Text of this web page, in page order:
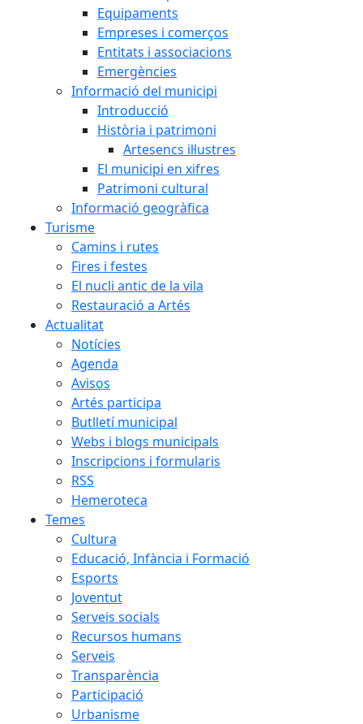
Equipaments
Empreses i comerços
Entitats i associacions
Emergències
Informació del municipi
Introducció
Història i patrimoni
Artesencs il·lustres
El municipi en xifres
Patrimoni cultural
Informació geogràfica
Turisme
Camins i rutes
Fires i festes
El nucli antic de la vila
Restauració a Artés
Actualitat
Notícies
Agenda
Avisos
Artés participa
Butlletí municipal
Webs i blogs municipals
Inscripcions i formularis
RSS
Hemeroteca
Temes
Cultura
Educació, Infància i Formació
Esports
Joventut
Serveis socials
Recursos humans
Serveis
Transparència
Participació
Urbanisme